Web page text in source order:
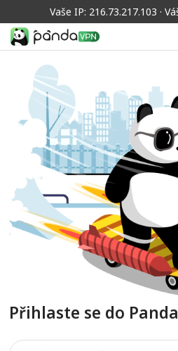
Vaše IP: 216.73.217.103 ·
Přihlaste se do